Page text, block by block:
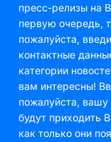
пресс-релизы на
первую очередь,
пожалуйста,
контактные
категории
вам интересны!
пожалуйста, вашу
будут приходить
как только они